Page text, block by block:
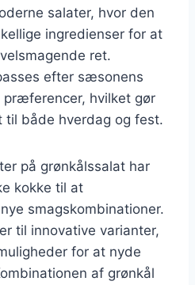
salater, hvor den
ingredienser for at
ret.
efter sæsonens
præferencer, hvilket gør
både hverdag og fest.
på grønkålssalat har
kokke til at
smagskombinationer.
til innovative varianter,
for at nyde
af grønkål